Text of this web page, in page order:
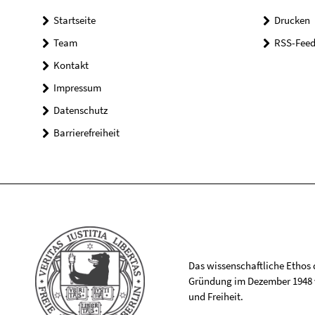
Startseite
Team
Kontakt
Impressum
Datenschutz
Barrierefreiheit
Drucken
RSS-
Das wissenschaftliche
Gründung im Dezember
und Freiheit.